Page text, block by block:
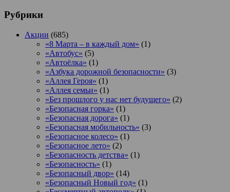
Рубрики
Акции (685)
«8 Марта – в каждый дом» (1)
«Автобус» (5)
«Автоёлка» (1)
«Азбука дорожной безопасности» (3)
«Аллея Героя» (1)
«Аллея семьи» (1)
«Без прошлого у нас нет будущего» (2)
«Безопасная горка» (1)
«Безопасная дорога» (1)
«Безопасная мобильность» (3)
«Безопасное колесо» (1)
«Безопасное лето» (2)
«Безопасность детства» (1)
«Безопасность» (1)
«Безопасный двор» (14)
«Безопасный Новый год» (1)